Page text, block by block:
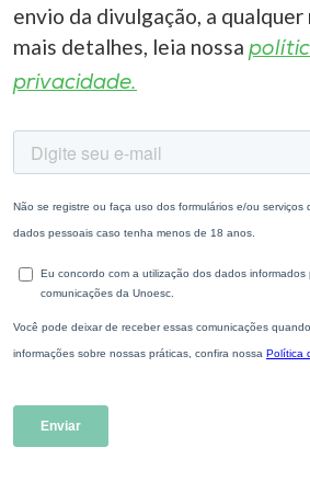
envio da divulgação, a
mais detalhes, leia nossa
privacidade.